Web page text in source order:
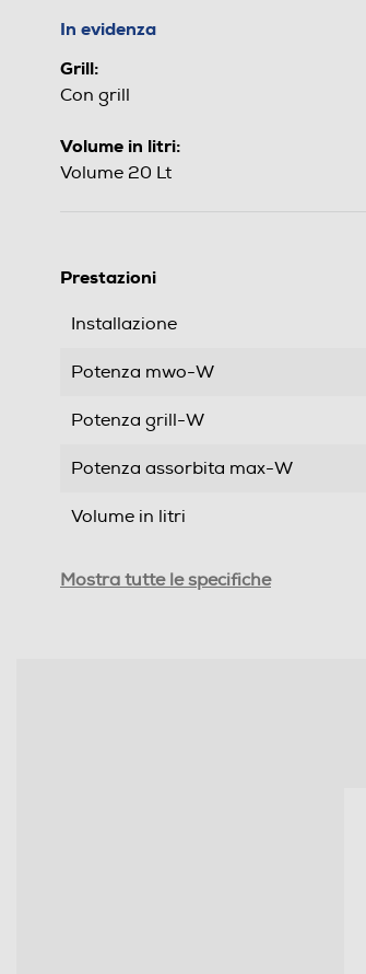
In evidenza
Grill:
Con grill
Volume in litri:
Volume 20 Lt
Prestazioni
Installazione
Potenza mwo-W
Potenza grill-W
Potenza assorbita max-W
Volume in litri
Funzioni e Plus
Mostra tutte le specifiche